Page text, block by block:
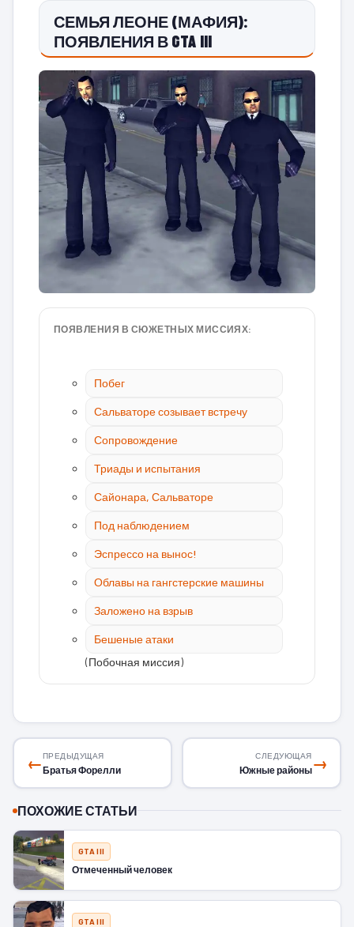
СЕМЬЯ ЛЕОНЕ (МАФИЯ):
ПОЯВЛЕНИЯ В GTA III
ПОЯВЛЕНИЯ В СЮЖЕТНЫХ МИССИЯХ:
Побег
Сальваторе созывает встречу
Сопровождение
Триады и испытания
Сайонара, Сальваторе
Под наблюдением
Эспрессо на вынос!
Облавы на гангстерские машины
Заложено на взрыв
Бешеные атаки
(Побочная миссия)
←ПРЕДЫДУЩАЯ
Братья Форелли →
СЛЕДУЮЩАЯ
Южные районы
ПОХОЖИЕ СТАТЬИ
GTA III
Отмеченный человек
GTA III